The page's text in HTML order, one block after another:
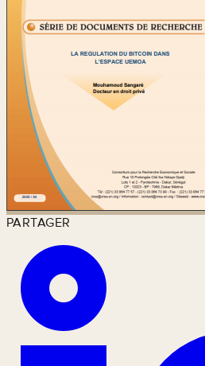
PARTAGER